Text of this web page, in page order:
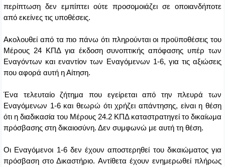
περίπτωση δεν εμπίπτει ούτε προσομοιάζει σε οποιανδήποτε
από εκείνες τις υποθέσεις.
Ακολουθεί από τα πιο πάνω ότι πληρούνται οι προϋποθέσεις του
Μέρους 24 ΚΠΔ για έκδοση συνοπτικής απόφασης υπέρ των
Εναγόντων και εναντίον των Εναγόμενων 1-6, για τις αξιώσεις
που αφορά αυτή η Αίτηση.
Ένα τελευταίο ζήτημα που εγείρεται από την πλευρά των
Εναγόμενων 1-6 και θεωρώ ότι χρήζει απάντησης, είναι η θέση
ότι η διαδικασία του Μέρους 24.2 ΚΠΔ καταστρατηγεί το δικαίωμα
πρόσβασης στη δικαιοσύνη. Δεν συμφωνώ με αυτή τη θέση.
Οι Εναγόμενοι 1-6 δεν έχουν αποστερηθεί του δικαιώματος για
πρόσβαση στο Δικαστήριο. Αντίθετα έχουν ενημερωθεί πλήρως